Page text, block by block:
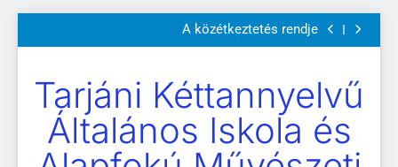
a
Szülői értekezletek 2026. május 04-14.
A közétkeztetés rendje
Kötelező és ajánlott olvasmányok
Szülői értekezletek 2026. május 04-14.
A közétkeztetés rendje
Kötelező és ajánlott olvasmányok
A Mi Világunk!
Tarjáni Kéttannyelvű
Általános Iskola és